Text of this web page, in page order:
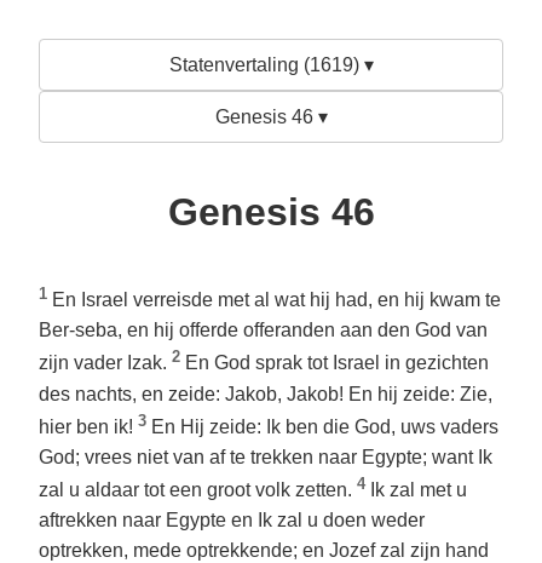
Statenvertaling (1619) ▾
Genesis 46 ▾
Genesis 46
1 En Israel verreisde met al wat hij had, en hij kwam te
Ber-seba, en hij offerde offeranden aan den God van
zijn vader Izak. 2 En God sprak tot Israel in gezichten
des nachts, en zeide: Jakob, Jakob! En hij zeide: Zie,
hier ben ik! 3 En Hij zeide: Ik ben die God, uws vaders
God; vrees niet van af te trekken naar Egypte; want Ik
zal u aldaar tot een groot volk zetten. 4
Ik zal met u
aftrekken naar Egypte en Ik zal u doen weder
optrekken, mede optrekkende; en Jozef zal zijn hand